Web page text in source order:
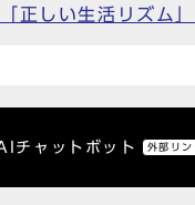
正しい生活リズム
チャットボット 外部リン